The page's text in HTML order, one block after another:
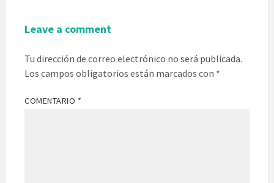
Leave a comment
Tu dirección de correo electrónico no será publicada.
Los campos obligatorios están marcados con *
COMENTARIO *